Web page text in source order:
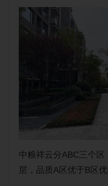
中粮祥云分ABC三个
层，品质A区优于B区优